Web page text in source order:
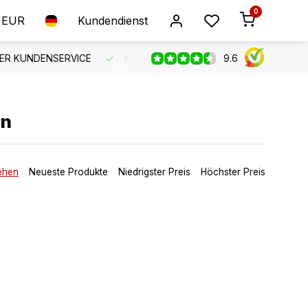
EUR Kundendienst
0
KOSTENLOSER VERSAND AB 150 €
9.6
Neueste Produkte Niedrigster Preis Höchster Preis